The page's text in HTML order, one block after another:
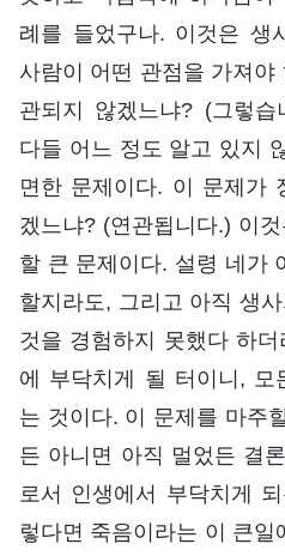
례를 들었구나. 이것은 생
사람이 어떤 관점을 가져야
관되지 않겠느냐? (그렇
다들 어느 정도 알고 있지
면한 문제이다. 이 문제가
겠느냐? (연관됩니다.) 이
할 큰 문제이다. 설령 네가
할지라도, 그리고 아직 생
것을 경험하지 못했다 하
에 부닥치게 될 터이니, 모
는 것이다. 이 문제를 마주
든 아니면 아직 멀었든 결
로서 인생에서 부닥치게
렇다면 죽음이라는 이 큰일